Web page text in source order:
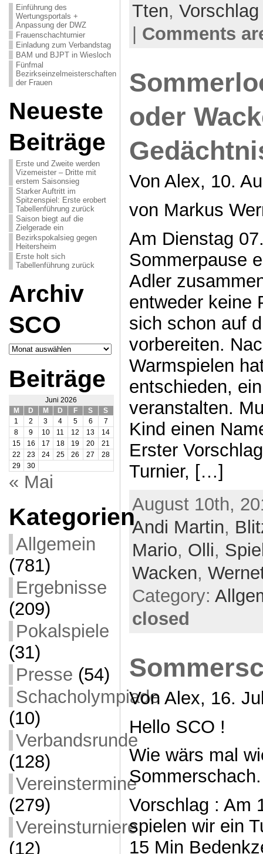
Einführung des
Wertungsportals +
Anpassung der DWZ
Frauenschachturnier
Einladung zum Verbandstag
BAM und BJPT in Wiesloch
Fünfmal
Bezirkseinzelmeisterschaften
der Frauen
Neueste
Beiträge
Erste und Zweite werden
Vizemeister – Dritte mit
erstem Saisonsieg
Starker Auftritt im
Spitzenspiel: Erste erobert
Tabellenführung zurück
Saison biegt auf die
Zielgerade ein
Bezirkspokalsieg gegen
Heitersheim
Erste holt sich
Tabellenführung zurück
Archiv
SCO
Archiv
SCO
Beiträge
Juni 2026
M
D M D F S
S
1
2 3 4 5 6
7
8
9 10 11 12 13
14
15
16 17 18 19 20
21
22
23 24 25 26 27
28
29
30
« Mai
Kategorien
Allgemein
(781)
Ergebnisse
(209)
Pokalspiele
(31)
Presse (54)
Schacholympiade
(10)
Verbandsrunde
(128)
Vereinstermine
(279)
Vereinsturniere
(12)
Tten, Vorschlag
Comments
oder
Von Alex, 10.
von Markus
Am Dienstag
Sommerpause
Adler
entweder keine
sich schon auf
vorbereiten.
Warmspielen
entschieden,
veranstalten.
Kind einen
Erster
Turnier, […]
August 10th,
Andi Martin,
Mario, Olli,
Wacken,
Category:
closed
Von Alex, 16.
Hello SCO !
Wie wärs mal
Sommerschach.
Vorschlag : Am
spielen wir ein
15 Min